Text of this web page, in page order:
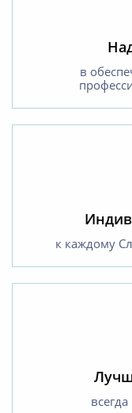
в
к каждому